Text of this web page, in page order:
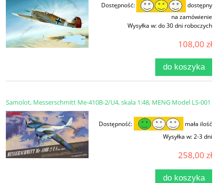
Dostępność:
dostępny
na zamówienie
Wysyłka w:do 30 dni roboczych
108,00 zł
do koszyka
Samolot, Messerschmitt Me-410B-2/U4, skala 1:48, MENG Model LS-001
Dostępność:
mała ilość
Wysyłka w:2-3 dni
258,00 zł
do koszyka